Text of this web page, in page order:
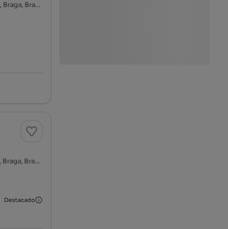
4705-554, Escudeiros e Penso (Santo Estêvão e São Vicente), Braga, Braga
4705-473, Escudeiros e Penso (Santo Estêvão e São Vicente), Braga, Braga
Destacado